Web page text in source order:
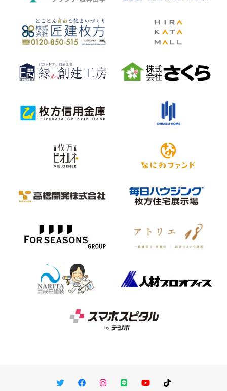
TwitterFacebookInstagram
LINE You TubeTikTok